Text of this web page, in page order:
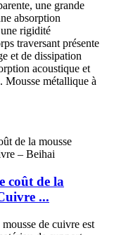
une grande
absorption
rigidité
traversant présente
et de dissipation
acoustique et
Mousse métallique à
coût de la
...
de cuivre est